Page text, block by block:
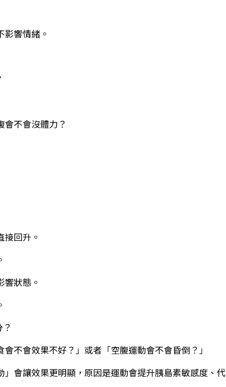
響情緒。
不會沒體力？
回升。
狀態。
不會效果不好？」或者「空腹運動會不會昏倒？」
會讓效果更明顯，原因是運動會提升胰島素敏感度、